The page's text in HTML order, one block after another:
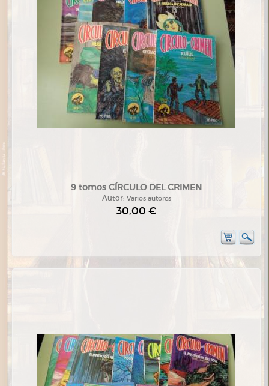
9 tomos CÍRCULO DEL CRIMEN
Autor: Varios autores
30,00 €